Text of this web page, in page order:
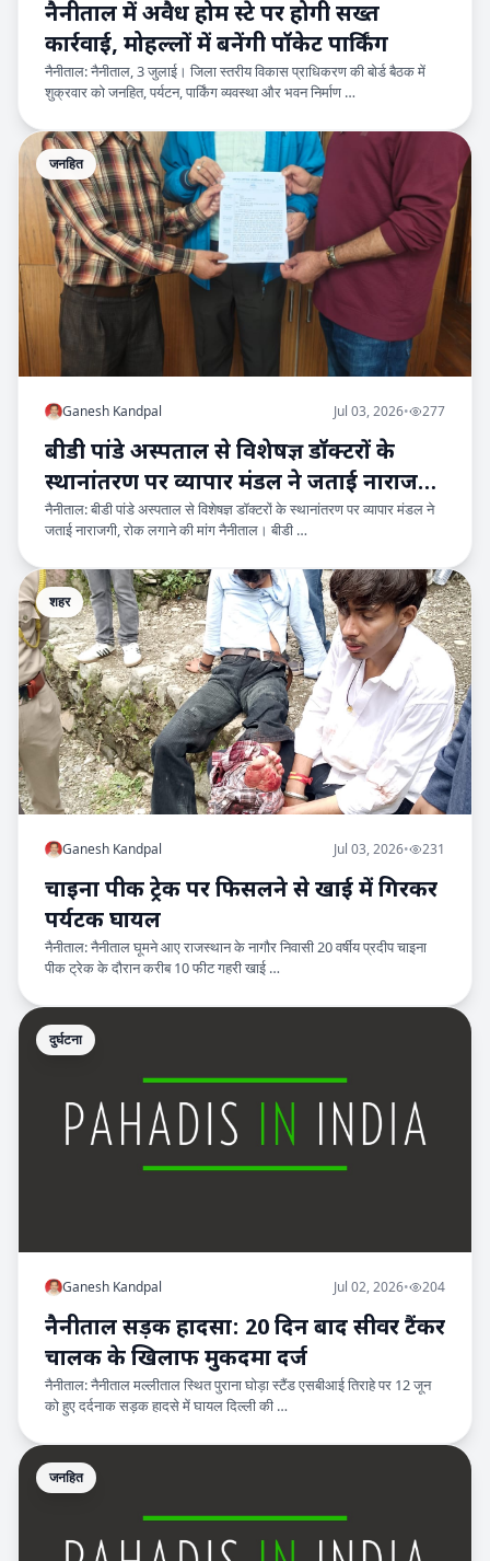
नैनीताल में अवैध होम स्टे पर होगी सख्त
कार्रवाई, मोहल्लों में बनेंगी पॉकेट पार्किंग
नैनीताल: नैनीताल, 3 जुलाई। जिला स्तरीय विकास प्राधिकरण की बोर्ड बैठक में
शुक्रवार को जनहित, पर्यटन, पार्किंग व्यवस्था और भवन निर्माण …
जनहित
Ganesh Kandpal Jul 03, 2026• 277
बीडी पांडे अस्पताल से विशेषज्ञ डॉक्टरों के
स्थानांतरण पर व्यापार मंडल ने जताई नाराजगी,
रोक लगाने की
नैनीताल: बीडी पांडे अस्पताल से विशेषज्ञ डॉक्टरों के स्थानांतरण पर व्यापार मंडल ने
जताई नाराजगी, रोक लगाने की मांग नैनीताल। बीडी …
शहर
Ganesh Kandpal Jul 03, 2026• 231
चाइना पीक ट्रेक पर फिसलने से खाई में गिरकर
पर्यटक घायल
नैनीताल: नैनीताल घूमने आए राजस्थान के नागौर निवासी 20 वर्षीय प्रदीप चाइना
पीक ट्रेक के दौरान करीब 10 फीट गहरी खाई …
दुर्घटना
Ganesh Kandpal Jul 02, 2026• 204
नैनीताल सड़क हादसा: 20 दिन बाद सीवर टैंकर
चालक के खिलाफ मुकदमा दर्ज
नैनीताल: नैनीताल मल्लीताल स्थित पुराना घोड़ा स्टैंड एसबीआई तिराहे पर 12 जून
को हुए दर्दनाक सड़क हादसे में घायल दिल्ली की …
जनहित